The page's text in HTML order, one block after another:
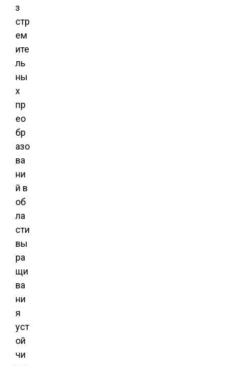
з
стр
ем
ите
ль
ны
х
пр
ео
бр
азо
ва
ни
й в
об
ла
сти
вы
ра
щи
ва
ни
я
уст
ой
чи